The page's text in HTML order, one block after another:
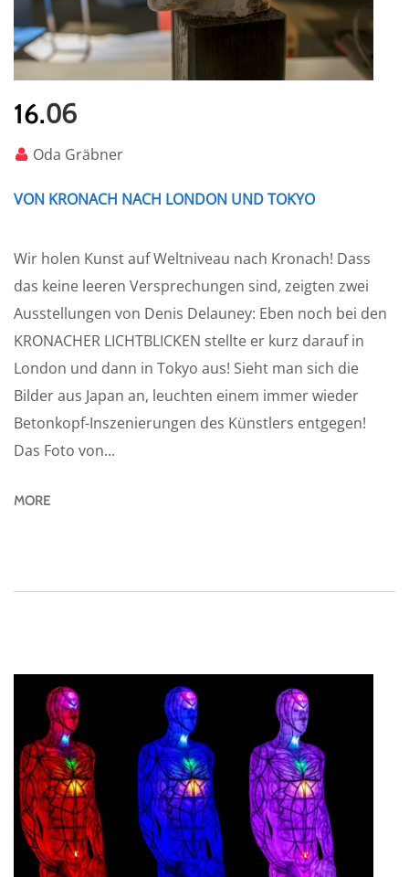
16.06
Oda Gräbner
VON KRONACH NACH LONDON UND TOKYO
Wir holen Kunst auf Weltniveau nach Kronach! Dass
das keine leeren Versprechungen sind, zeigten zwei
Ausstellungen von Denis Delauney: Eben noch bei den
KRONACHER LICHTBLICKEN stellte er kurz darauf in
London und dann in Tokyo aus! Sieht man sich die
Bilder aus Japan an, leuchten einem immer wieder
Betonkopf-Inszenierungen des Künstlers entgegen!
Das Foto von...
MORE